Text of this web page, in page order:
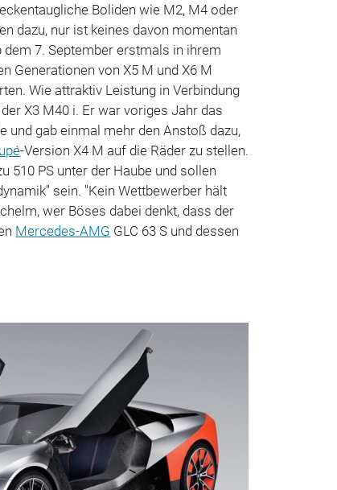
Boliden wie M2, M4 oder
dazu, nur ist keines davon momentan
dem 7. September erstmals in ihrem
Generationen von X5 M und X6 M
Wie attraktiv Leistung in Verbindung
X3 M40 i. Er war voriges Jahr das
und gab einmal mehr den Anstoß dazu,
-Version X4 M auf die Räder zu stellen.
510 PS unter der Haube und sollen
sein. "Kein Wettbewerber hält
wer Böses dabei denkt, dass der
Mercedes-AMG GLC 63 S und dessen